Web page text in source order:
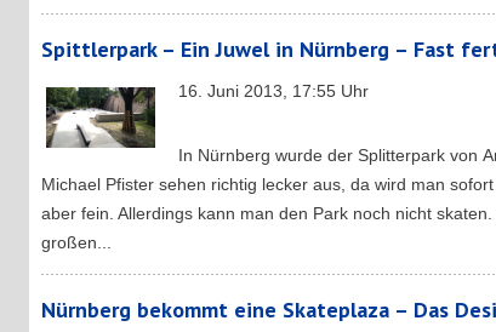
Spittlerpark – Ein Juwel in Nürnberg – Fast
16. Juni 2013, 17:55 Uhr
In Nürnberg wurde der Splitterpark von
Michael Pfister sehen richtig lecker aus, da wird man
aber fein. Allerdings kann man den Park noch nicht
großen...
Nürnberg bekommt eine Skateplaza – Das